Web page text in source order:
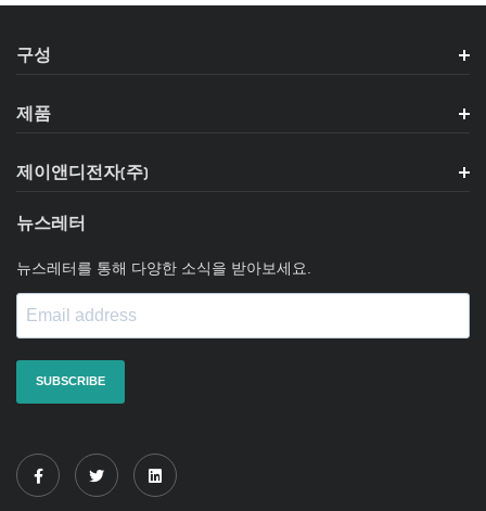
구성
제품
제이앤디전자(주)
뉴스레터
뉴스레터를 통해 다양한 소식을 받아보세요.
SUBSCRIBE